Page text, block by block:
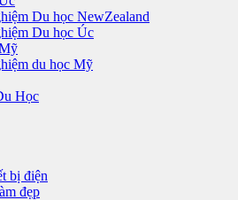
Du học NewZealand
Du học Úc
du học Mỹ
Học
bị điện
đẹp